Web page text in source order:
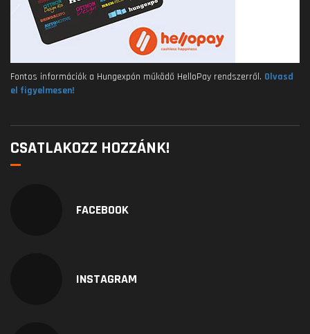
Fontos információk a Hungexpón működő HelloPay rendszerről. Olvasd
el figyelmesen!
CSATLAKOZZ HOZZÁNK!
FACEBOOK
INSTAGRAM